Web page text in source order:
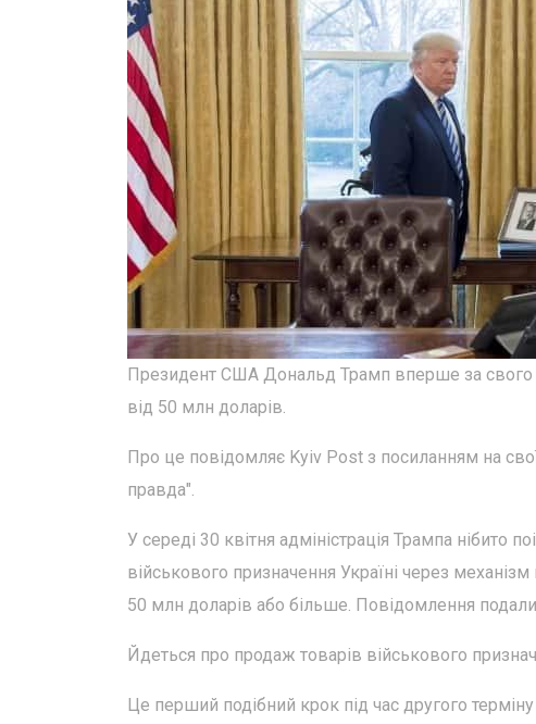
Президент США Дональд Трамп вперше за свого
від 50 млн доларів.
Про це повідомляє Kyiv Post з посиланням на
правда".
У середі 30 квітня адміністрація Трампа нібито
військового призначення Україні через
50 млн доларів або більше. Повідомлення
Йдеться про продаж товарів військового
Це перший подібний крок під час другого